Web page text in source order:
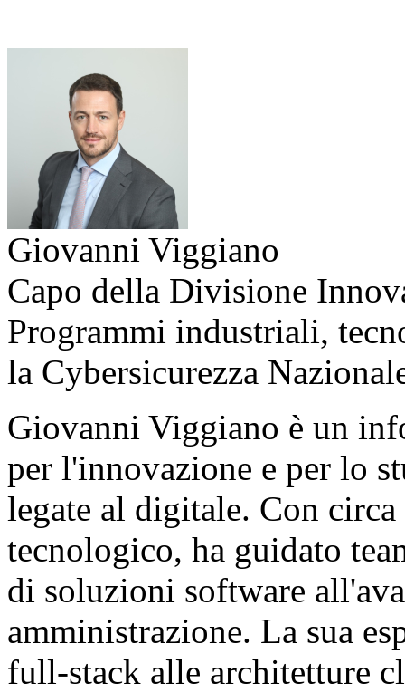
Giovanni Viggiano
Capo della Divisione
Programmi industriali,
la Cybersicurezza
Giovanni Viggiano è un
per l'innovazione e per lo
legate al digitale. Con
tecnologico, ha guidato
di soluzioni software
amministrazione. La sua
full-stack alle architetture